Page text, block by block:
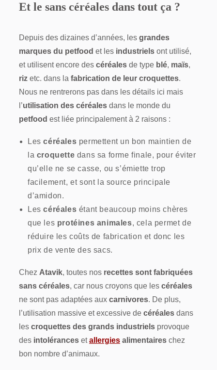
Et le sans céréales dans tout ça ?
Depuis des dizaines d’années, les grandes
marques du petfood et les industriels ont utilisé,
et utilisent encore des céréales de type blé, maïs,
riz etc. dans la fabrication de leur croquettes.
Nous ne rentrerons pas dans les détails ici mais
l’utilisation des céréales dans le monde du
petfood est liée principalement à 2 raisons :
Lescéréales permettent un bon maintien de
la croquette dans sa forme finale, pour éviter
qu’elle ne se casse, ou s’émiette trop
facilement, et sont la source principale
d’amidon.
Lescéréales étant beaucoup moins chères
que les protéines animales, cela permet de
réduire les coûts de fabrication et donc les
prix de vente des sacs.
Chez Atavik, toutes nos recettes sont fabriquées
sans céréales, car nous croyons que les céréales
ne sont pas adaptées aux carnivores. De plus,
l’utilisation massive et excessive de céréales dans
les croquettes des grands industriels provoque
des intolérances etallergies alimentaires chez
bon nombre d’animaux.